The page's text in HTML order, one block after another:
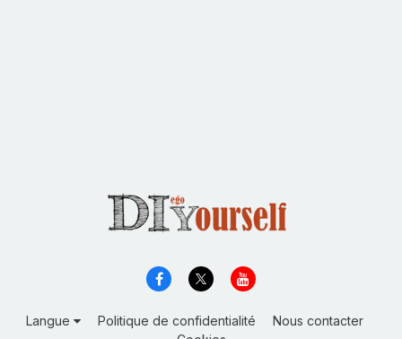
Langue Politique de confidentialité
Nous contacter